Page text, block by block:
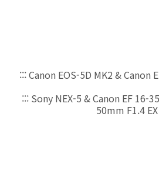
::: Canon EOS-5D MK2 & Canon
::: Sony NEX-5 & Canon EF 16-
50mm F1.4